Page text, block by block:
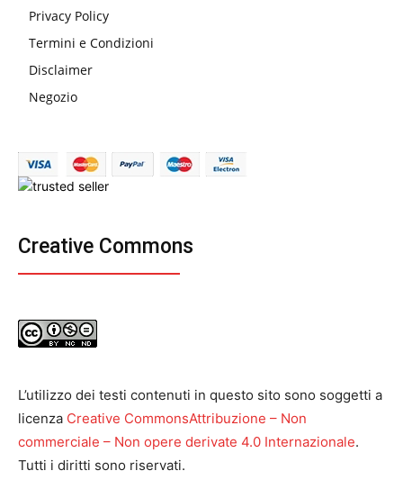
Privacy Policy
Termini e Condizioni
Disclaimer
Negozio
Creative Commons
L’utilizzo dei testi contenuti in questo sito sono soggetti a
licenza Creative CommonsAttribuzione – Non
commerciale – Non opere derivate 4.0 Internazionale.
Tutti i diritti sono riservati.